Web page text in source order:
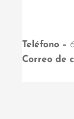
Teléfono –
Correo de